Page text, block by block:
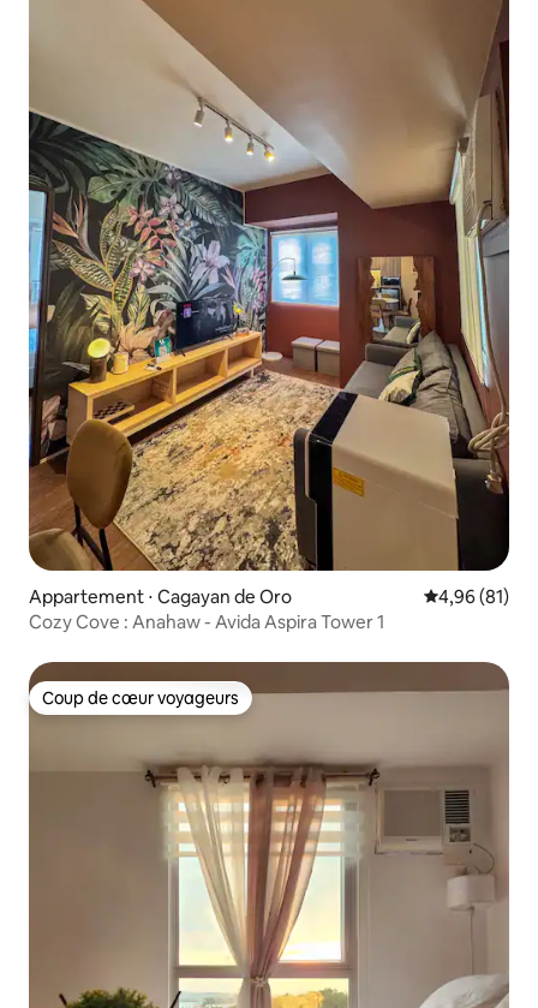
Appartement ⋅ Cagayan de Oro Évaluation
4,96 (81)
Cozy Cove : Anahaw - Avida Aspira Tower 1
Coup de cœur voyageurs
Coup de cœur voyageurs